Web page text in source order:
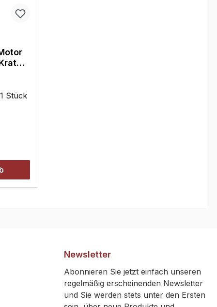
Stück
Newsletter
Abonnieren Sie jetzt einfach unseren
regelmäßig erscheinenden Newsletter
und Sie werden stets unter den Ersten